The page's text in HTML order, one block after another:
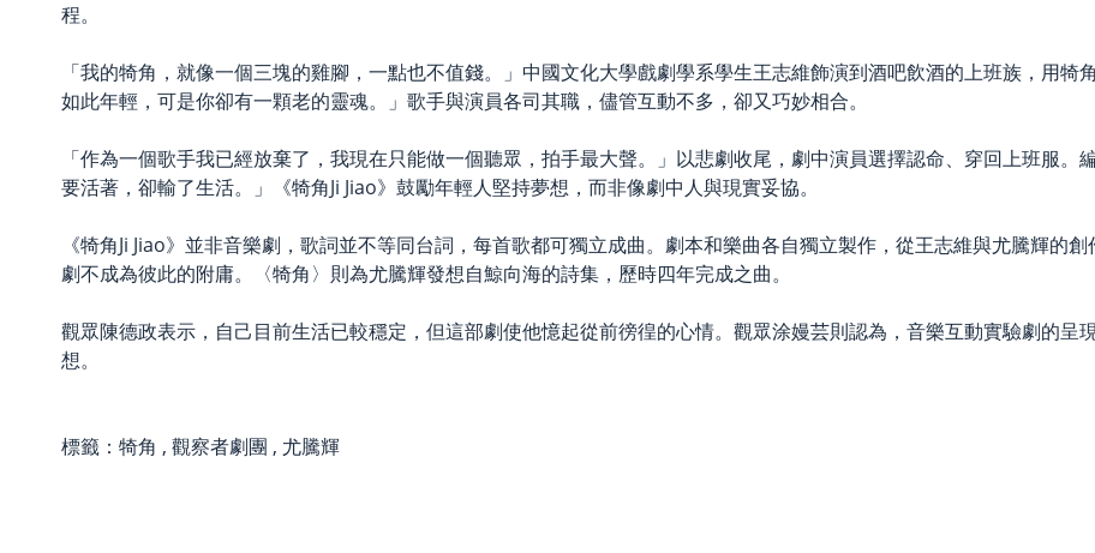
程。
「我的犄角，就像一個三塊的雞腳，一點也不值錢。」中國文化大學戲劇學系學生王志維飾演到酒吧飲酒的上班族，用
如此年輕，可是你卻有一顆老的靈魂。」歌手與演員各司其職，儘管互動不多，卻又巧妙相合。
「作為一個歌手我已經放棄了，我現在只能做一個聽眾，拍手最大聲。」以悲劇收尾，劇中演員選擇認命、穿回上班服
要活著，卻輸了生活。」《犄角Ji Jiao》鼓勵年輕人堅持夢想，而非像劇中人與現實妥協。
《犄角Ji Jiao》並非音樂劇，歌詞並不等同台詞，每首歌都可獨立成曲。劇本和樂曲各自獨立製作，從王志維與尤騰輝的
劇不成為彼此的附庸。〈犄角〉則為尤騰輝發想自鯨向海的詩集，歷時四年完成之曲。
觀眾陳德政表示，自己目前生活已較穩定，但這部劇使他憶起從前徬徨的心情。觀眾涂嫚芸則認為，音樂互動實驗劇的呈
想。
標籤： 犄角 , 觀察者劇團 , 尤騰輝